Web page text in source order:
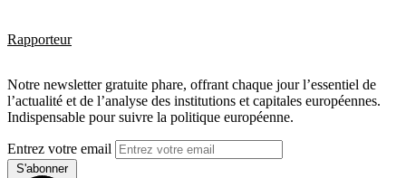
Rapporteur
Notre newsletter gratuite phare, offrant chaque jour l’essentiel de
l’actualité et de l’analyse des institutions et capitales européennes.
Indispensable pour suivre la politique européenne.
Entrez votre email
S'abonner